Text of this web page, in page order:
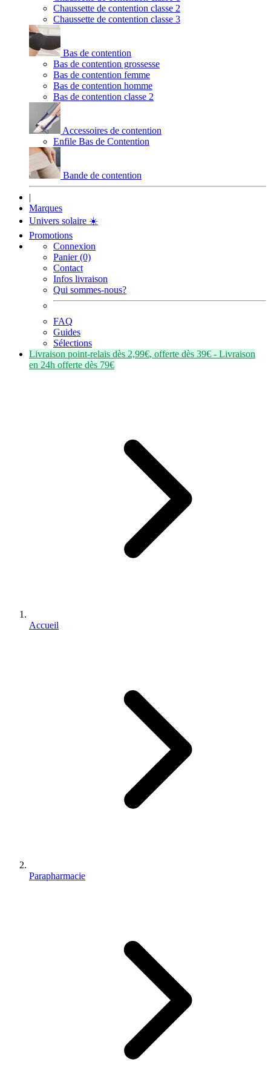
Chaussette de contention classe 2
Chaussette de contention classe 3
Bas de contention
Bas de contention grossesse
Bas de contention femme
Bas de contention homme
Bas de contention classe 2
Accessoires de contention
Enfile Bas de Contention
Bande de contention
|
Marques
Univers solaire ☀️
Promotions
Connexion
Panier (0)
Contact
Infos livraison
Qui sommes-nous?
FAQ
Guides
Sélections
Livraison point-relais dès 2,99€, offerte dès 39€ - Livraison
en 24h offerte dès 79€
Accueil
Parapharmacie